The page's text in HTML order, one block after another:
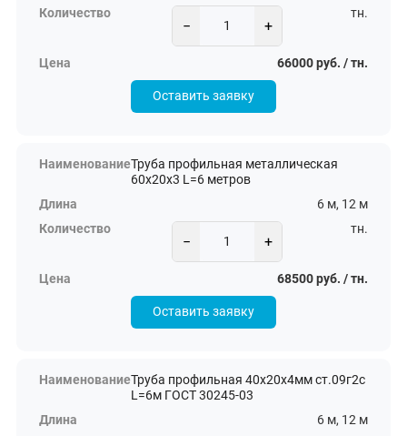
− +
тн.
66000 руб. / тн.
Оставить заявку
Труба профильная металлическая
60х20х3 L=6 метров
6 м, 12 м
− +
тн.
68500 руб. / тн.
Оставить заявку
Труба профильная 40х20х4мм ст.09г2с
L=6м ГОСТ 30245-03
6 м, 12 м